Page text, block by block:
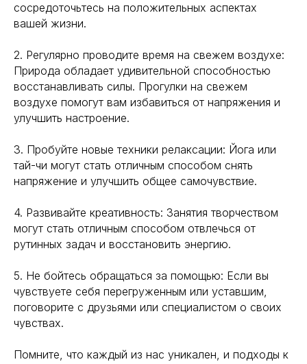
сосредоточьтесь на положительных аспектах
вашей жизни.
2. Регулярно проводите время на свежем воздухе:
Природа обладает удивительной способностью
восстанавливать силы. Прогулки на свежем
воздухе помогут вам избавиться от напряжения и
улучшить настроение.
3. Пробуйте новые техники релаксации: Йога или
тай-чи могут стать отличным способом снять
напряжение и улучшить общее самочувствие.
4. Развивайте креативность: Занятия творчеством
могут стать отличным способом отвлечься от
рутинных задач и восстановить энергию.
5. Не бойтесь обращаться за помощью: Если вы
чувствуете себя перегруженным или уставшим,
поговорите с друзьями или специалистом о своих
чувствах.
Помните, что каждый из нас уникален, и подходы к